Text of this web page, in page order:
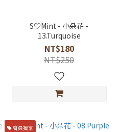
S♡Mint - 小朵花 -
13.Turquoise
NT$180
NT$250
會員獨享